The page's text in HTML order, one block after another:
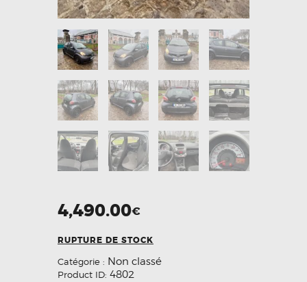
4,490.00€
RUPTURE DE STOCK
Catégorie : Non classé
Product ID: 4802